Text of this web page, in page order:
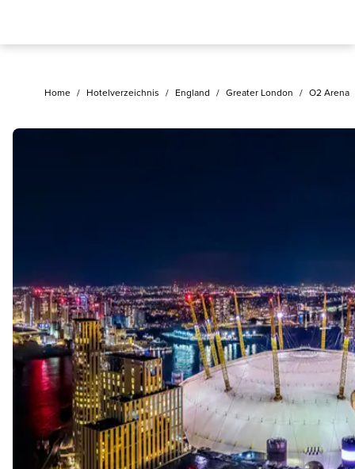
Home / Hotelverzeichnis / England / Greater London / O2 Arena